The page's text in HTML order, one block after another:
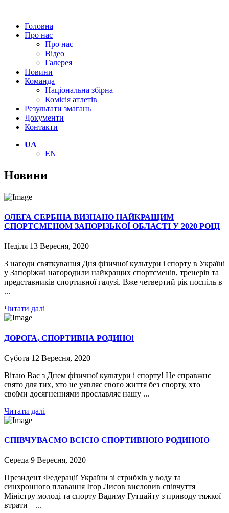
Головна
Про нас
Про нас
Відео
Галерея
Новини
Команда
Національна збірна
Комісія атлетів
Результати змагань
Документи
Контакти
UA
EN
Новини
ОЛЕГА СЕРБІНА ВИЗНАНО НАЙКРАЩИМ
СПОРТСМЕНОМ ЗАПОРІЗЬКОЇ ОБЛАСТІ У 2020 РОЦІ
Неділя 13 Вересня, 2020
З нагоди святкування Дня фізичної культури і спорту в Україні
у Запоріжжі нагородили найкращих спортсменів, тренерів та
представників спортивної галузі. Вже четвертий рік поспіль в
...
Читати далі
ДОРОГА, СПОРТИВНА РОДИНО!
Субота 12 Вересня, 2020
Вітаю Вас з Днем фізичної культури і спорту! Це справжнє
свято для тих, хто не уявляє свого життя без спорту, хто
своїми досягненнями прославляє нашу ...
Читати далі
СПІВЧУВАЄМО ВСІЄЮ СПОРТИВНОЮ РОДИНОЮ
Середа 9 Вересня, 2020
Президент Федерації України зі стрибків у воду та
синхронного плавання Ігор Лисов висловив співчуття
Міністру молоді та спорту Вадиму Гутцайту з приводу тяжкої
втрати – ...